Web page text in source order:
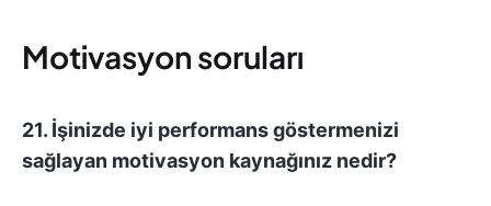
Motivasyon soruları
21. İşinizde iyi performans göstermenizi
sağlayan motivasyon kaynağınız nedir?